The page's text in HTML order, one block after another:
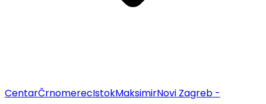
CentarČrnomerecIstokMaksimirNovi Zagreb -